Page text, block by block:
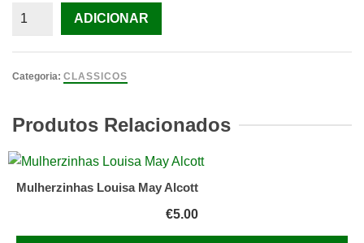
Quantidade
Coração
–
Charlotte
ADICIONAR
Categoria: CLASSICOS
Produtos Relacionados
Mulherzinhas Louisa May Alcott
€5.00